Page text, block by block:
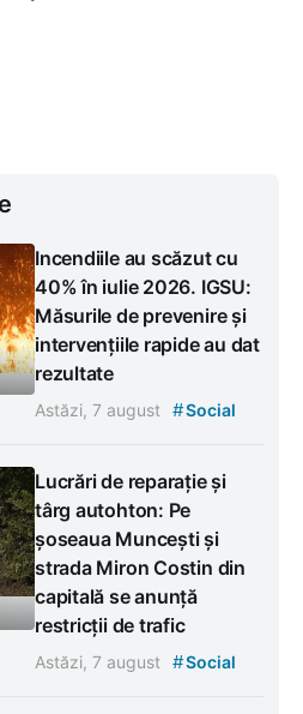
Incendiile au scăzut cu
40% în iulie 2026. IGSU:
Măsurile de prevenire și
intervențiile rapide au dat
rezultate
Astăzi, 7 august #Social
Lucrări de reparație și
târg autohton: Pe
șoseaua Muncești și
strada Miron Costin din
capitală se anunță
restricții de trafic
Astăzi, 7 august #Social